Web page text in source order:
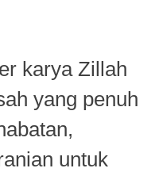
karya Zillah
yang penuh
untuk